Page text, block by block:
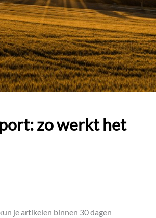
zo werkt het
je artikelen binnen 30 dagen